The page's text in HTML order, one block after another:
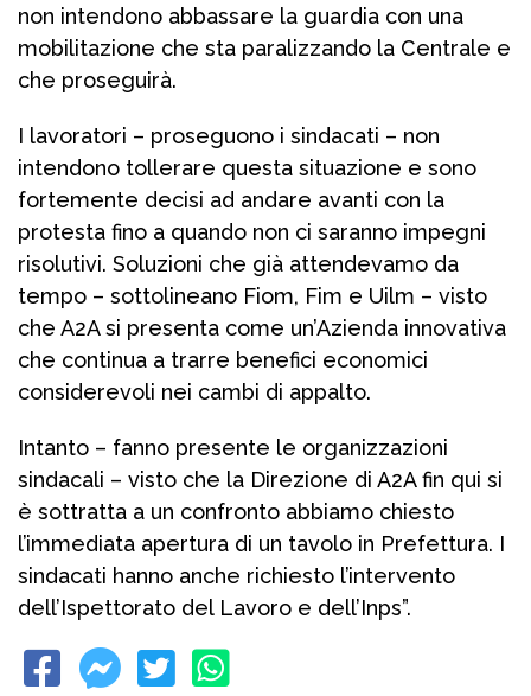
non intendono abbassare la guardia con una
mobilitazione che sta paralizzando la Centrale e
che proseguirà.
I lavoratori – proseguono i sindacati – non
intendono tollerare questa situazione e sono
fortemente decisi ad andare avanti con la
protesta fino a quando non ci saranno impegni
risolutivi. Soluzioni che già attendevamo da
tempo – sottolineano Fiom, Fim e Uilm – visto
che A2A si presenta come un’Azienda innovativa
che continua a trarre benefici economici
considerevoli nei cambi di appalto.
Intanto – fanno presente le organizzazioni
sindacali – visto che la Direzione di A2A fin qui si
è sottratta a un confronto abbiamo chiesto
l’immediata apertura di un tavolo in Prefettura. I
sindacati hanno anche richiesto l’intervento
dell’Ispettorato del Lavoro e dell’Inps”.